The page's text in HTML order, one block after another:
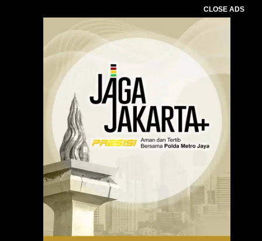
CLOSE ADS